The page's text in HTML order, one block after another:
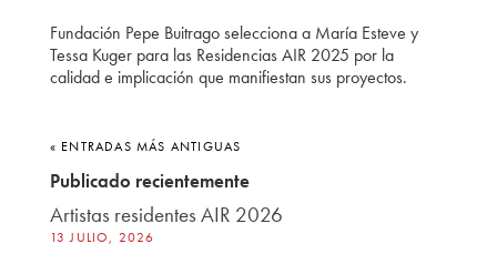
Fundación Pepe Buitrago selecciona a María Esteve y
Tessa Kuger para las Residencias AIR 2025 por la
calidad e implicación que manifiestan sus proyectos.
« ENTRADAS MÁS ANTIGUAS
Publicado recientemente
Artistas residentes AIR 2026
13 JULIO, 2026